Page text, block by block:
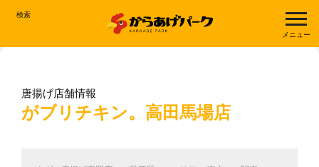
検索
メニュー
唐揚げ店舗情報
がブリチキン。高田馬場店